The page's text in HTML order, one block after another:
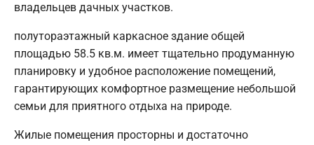
владельцев дачных участков.
полутораэтажный каркасное здание общей
площадью 58.5 кв.м. имеет тщательно продуманную
планировку и удобное расположение помещений,
гарантирующих комфортное размещение небольшой
семьи для приятного отдыха на природе.
Жилые помещения просторны и достаточно